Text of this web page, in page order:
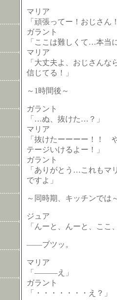
マリア
「頑張ってー！おじさん
ガラント
「ここは難しくて…本当
マリア
「大丈夫よ、おじさん
信じてる！」
～1時間後～
ガラント
「…ぬ、抜けた…？」
マリア
「抜けたーーーー！！
テージいけるよー！」
ガラント
「ありがとう…これもマ
ですよ」
～同時期、キッチンでは
ジュア
「んーと、んーと、こ
――ブツッ。
マリア
「―――え」
ガラント
「・・・・・・・え？」